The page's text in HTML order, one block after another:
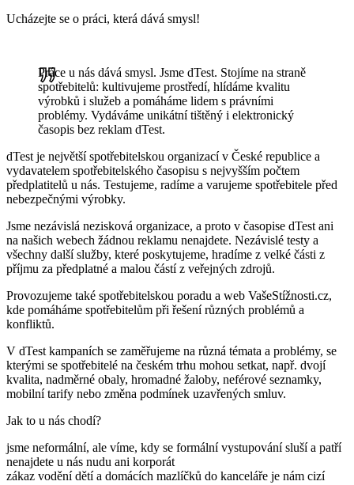
Ucházejte se o práci, která dává smysl!
Práce u nás dává smysl. Jsme dTest. Stojíme na straně
spotřebitelů: kultivujeme prostředí, hlídáme kvalitu
výrobků i služeb a pomáháme lidem s právními
problémy. Vydáváme unikátní tištěný i elektronický
časopis bez reklam dTest.
dTest je největší spotřebitelskou organizací v České republice a
vydavatelem spotřebitelského časopisu s nejvyšším počtem
předplatitelů u nás. Testujeme, radíme a varujeme spotřebitele před
nebezpečnými výrobky.
Jsme nezávislá nezisková organizace, a proto v časopise dTest ani
na našich webech žádnou reklamu nenajdete. Nezávislé testy a
všechny další služby, které poskytujeme, hradíme z velké části z
příjmu za předplatné a malou částí z veřejných zdrojů.
Provozujeme také spotřebitelskou poradu a web VašeStížnosti.cz,
kde pomáháme spotřebitelům při řešení různých problémů a
konfliktů.
V dTest kampaních se zaměřujeme na různá témata a problémy, se
kterými se spotřebitelé na českém trhu mohou setkat, např. dvojí
kvalita, nadměrné obaly, hromadné žaloby, neférové seznamky,
mobilní tarify nebo změna podmínek uzavřených smluv.
Jak to u nás chodí?
jsme neformální, ale víme, kdy se formální vystupování sluší a patří
nenajdete u nás nudu ani korporát
zákaz vodění dětí a domácích mazlíčků do kanceláře je nám cizí